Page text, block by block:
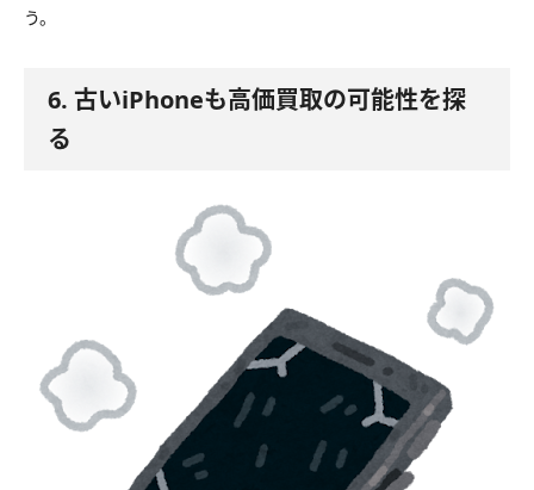
う。
6. 古いiPhoneも高価買取の可能性を探
る